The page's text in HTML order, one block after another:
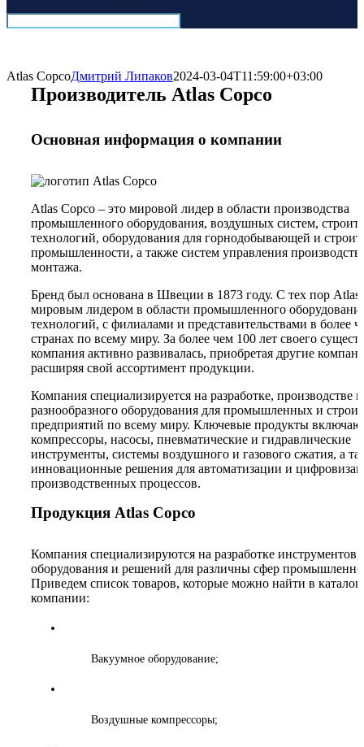
Atlas CopcoДмитрий Липаков2024-03-04T11:59:00+03:00
Производитель Atlas Copco
Основная информация о компании
Atlas Copco – это мировой лидер в области производства
промышленного оборудования, воздушных систем,
технологий, оборудования для горнодобывающей и
промышленности, а также систем управления
монтажа.
Бренд был основана в Швеции в 1873 году. С тех пор Atlas
мировым лидером в области промышленного
технологий, с филиалами и представительствами в более
странах по всему миру. За более чем 100 лет своего
компания активно развивалась, приобретая другие
расширяя свой ассортимент продукции.
Компания специализируется на разработке, производстве
разнообразного оборудования для промышленных и
предприятий по всему миру. Ключевые продукты
компрессоры, насосы, пневматические и гидравлические
инструменты, системы воздушного и газового сжатия, а
инновационные решения для автоматизации и
производственных процессов.
Продукция Atlas Copco
Компания специализируются на разработке инструментов,
оборудования и решений для различны сфер
Приведем список товаров, которые можно найти в
компании:
Вакуумное оборудование;
Воздушные компрессоры;